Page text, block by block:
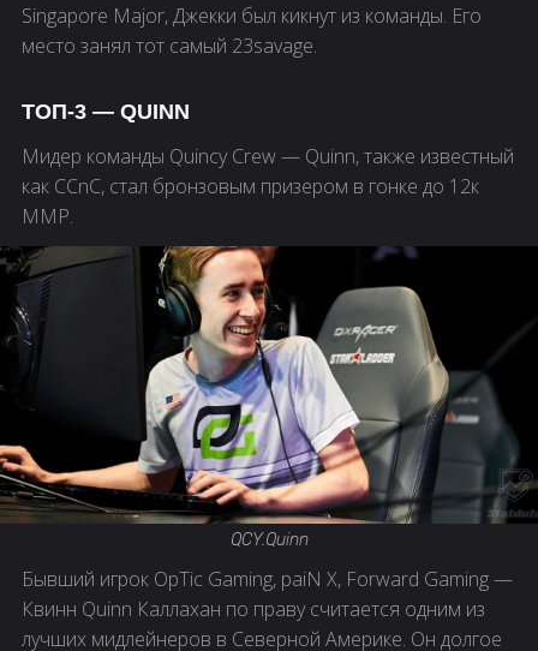
Singapore Major, Джекки был кикнут из команды. Его
место занял тот самый 23savage.
ТОП-3 — QUINN
Мидер команды Quincy Crew — Quinn, также известный
как CCnC, стал бронзовым призером в гонке до 12к
ММР.
QCY.Quinn
Бывший игрок OpTic Gaming, paiN X, Forward Gaming —
Квинн Quinn Каллахан по праву считается одним из
лучших мидлейнеров в Северной Америке. Он долгое